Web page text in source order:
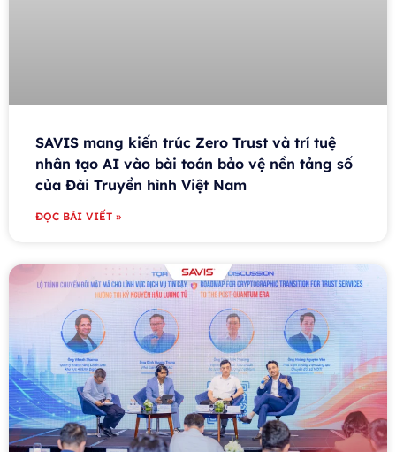
SAVIS mang kiến trúc Zero Trust và trí tuệ
nhân tạo AI vào bài toán bảo vệ nền tảng số
của Đài Truyền hình Việt Nam
ĐỌC BÀI VIẾT »